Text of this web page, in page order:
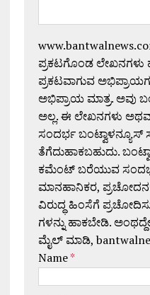
ಪ್ರಕಟಗೊಂಡ
ಪ್ರಕಟವಾಗುವ
ಅಭಿಪ್ರಾಯ ಮಾತ್ರ. ಅವು
ಅಲ್ಲ. ಈ ಲೇಖನಗಳು
ಸಂದರ್ಭ
ತೆಗೆದುಹಾಕಬಹುದು.
ಕಮೆಂಟ್ ಬರೆಯುವ
ಮಾನಹಾನಿಕರ,
ವಿರುದ್ಧ ಹಿಂಸೆಗೆ
ಗಳನ್ನು ಹಾಕಬೇಡಿ.
ಮೈಲ್ ಮಾಡಿ,
Name*